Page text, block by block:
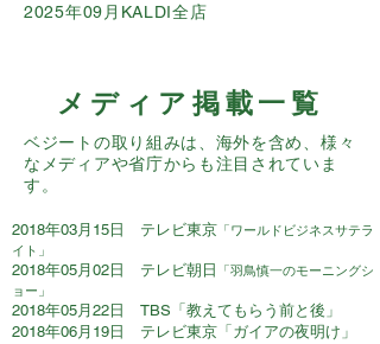
​2025年09月KALDI全店
メディア掲載一覧
ベジートの取り組みは、海外を含め、様々
なメディアや省庁からも注目されていま
す。
​2018年03月15日 テレビ東京 「ワールドビジネスサテラ
イト」
2018年05月02日 テレビ朝日
「羽鳥慎一のモーニングシ
ョー」
2018年05月22日 TBS「教えてもらう前と後」
2018年06月19日 テレビ東京「ガイアの夜明け」